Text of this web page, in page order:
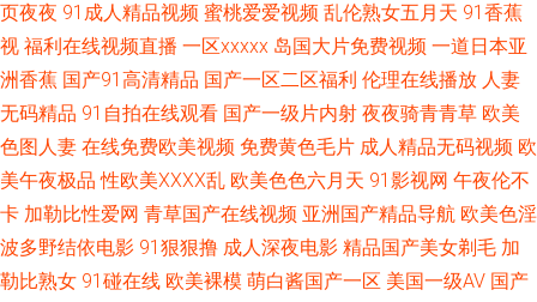
碰 日韩三级aa 韩日免费 91福利版 欧美另类天堂 操操干干 四虎密臀av蜜桃
久久精品国产亚州 aV中亚 少妇午夜影院 韩国AA毛片 91磁力 日本A∨网站 韩
国操逼大片 91操机视频 欧美色图1 国产精品免费网站 白丝黄91 无码东京热
专区 久草福利在线视频 97操逼网 日本人操日本人 激情片在線 91深夜福利一
区 日韩伦理在线观看 美女逼视频 豆花影院色 伊人大香啪啪 欧美成人影 东方
页夜夜 91成人精品视频 蜜桃爱爱视频 乱伦熟女五月天 91香蕉
视 福利在线视频直播 一区xxxxx 岛国大片免费视频 一道日本亚
洲香蕉 国产91高清精品 国产一区二区福利 伦理在线播放 人妻
无码精品 91自拍在线观看 国产一级片内射 夜夜骑青青草 欧美
色图人妻 在线免费欧美视频 免费黄色毛片 成人精品无码视频 欧
美午夜极品 性欧美ⅩⅩⅩⅩ乱 欧美色色六月天 91影视网 午夜伦不
卡 加勒比性爱网 青草国产在线视频 亚洲国产精品导航 欧美色淫
波多野结依电影 91狠狠撸 成人深夜电影 精品国产美女剃毛 加
勒比熟女 91碰在线 欧美裸模 萌白酱国产一区 美国一级AV 国产